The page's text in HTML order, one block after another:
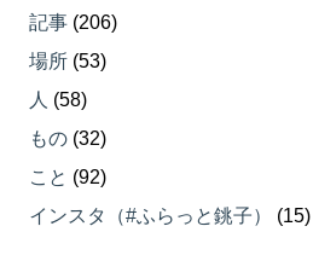
記事 (206)
場所 (53)
人 (58)
もの (32)
こと (92)
インスタ（#ふらっと銚子）
(15)